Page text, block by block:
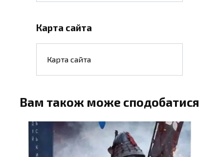
Карта сайта
Карта сайта
Вам також може сподобатися